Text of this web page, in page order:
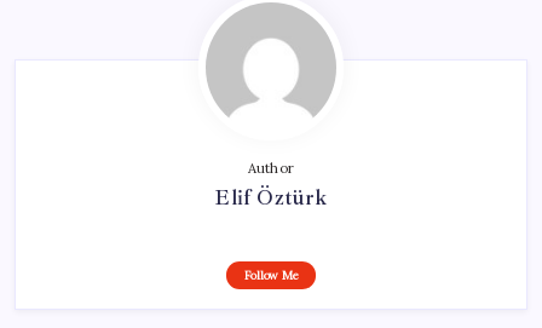
Author
Elif Öztürk
Follow Me